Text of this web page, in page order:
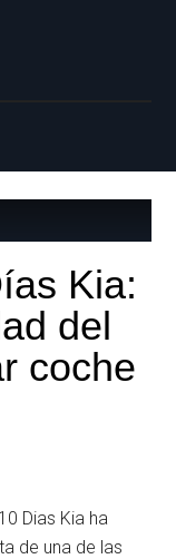
Kia:
del
coche
Dias Kia ha
de una de las